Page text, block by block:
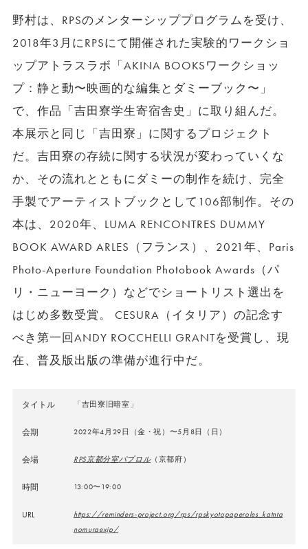
野村は、RPSのメンターシッププログラムを受け、
2018年3月にRPSにて開催された実験的ワークショ
ップアトラスラボ「AKINA BOOKSワークショッ
プ：静と動〜映画的な編集とダミーブック〜」
で、作品「吉田寮学生寄宿舎史」に取り組んだ。
本展示と同じ「吉田寮」に関するプロジェクト
だ。吉田寮の存続に関する状況が変わっていくな
か、その流れとともにダミーの制作を続け、完全
手製でアーティストブックとして106部制作。その
本は、2020年、LUMA RENCONTRES DUMMY
BOOK AWARD ARLES（フランス）、2021年、Paris
Photo-Aperture Foundation Photobook Awards（パ
リ・ニューヨーク）などでショートリスト選出を
はじめ多数受賞。 CESURA（イタリア）の記念す
べき第一回ANDY ROCCHELLI GRANTを受賞し、現
在、普及版出版の準備が進行中だ。
タイトル 「吉田寮旧暗室」
会期 2022年4月29日（金・祝）〜5月8日（日）
会場 RPS京都分室パプロル（京都府）
時間 13:00〜19:00
URL
https://reminders-project.org/rps/rpskyotopaperoles_katnta
nomuraexjp/